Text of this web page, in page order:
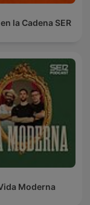
la Cadena SER
Moderna